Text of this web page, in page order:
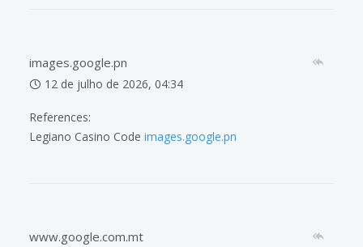
images.google.pn
12 de julho de 2026, 04:34
References:
Legiano Casino Code images.google.pn
www.google.com.mt